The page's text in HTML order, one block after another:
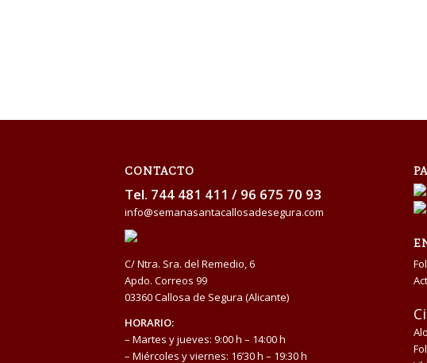
CONTACTO
Tel. 744 481 411 / 96 675 70 93
info@semanasantacallosadesegura.com
C/ Ntra. Sra. del Remedio, 6
Apdo. Correos 99
03360 Callosa de Segura (Alicante)
HORARIO:
– Martes y jueves: 9:00 h – 14:00 h
– Miércoles y viernes: 16’30 h – 19:30 h